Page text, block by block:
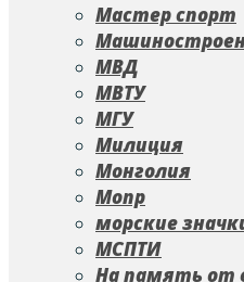
Мастер спорт
МВД
МВТУ
МГУ
Милиция
Монголия
Мопр
морские
МСПТИ
На память от